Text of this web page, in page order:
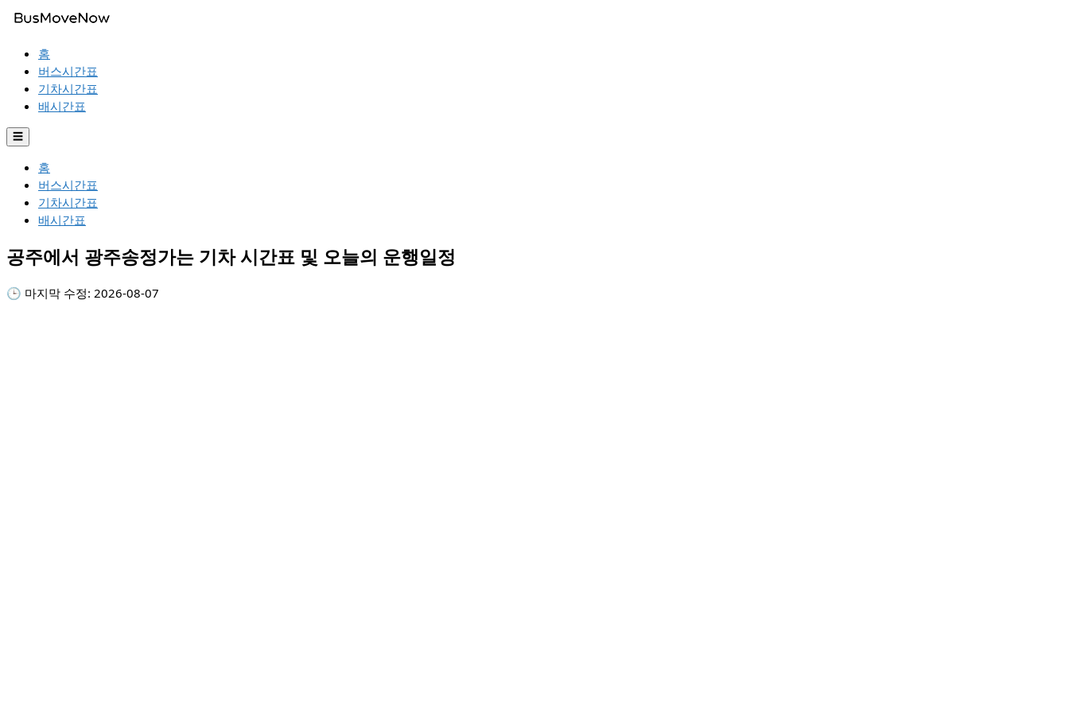
홈
버스시간표
기차시간표
배시간표
☰
홈
버스시간표
기차시간표
배시간표
공주에서 광주송정가는 기차 시간표 및 오늘의 운행일정
🕒 마지막 수정: 2026-08-07